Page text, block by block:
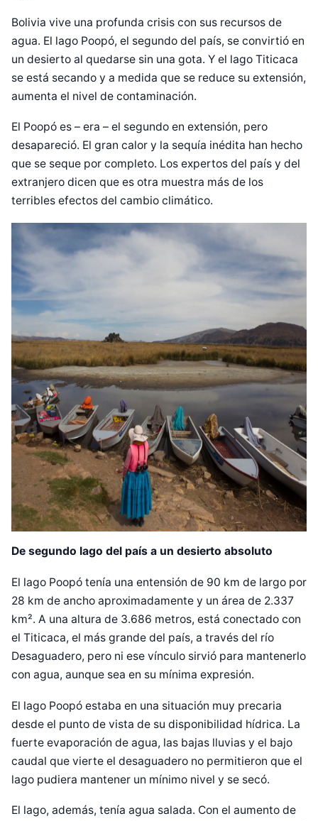
Bolivia vive una profunda crisis con sus recursos de
agua. El lago Poopó, el segundo del país, se convirtió en
un desierto al quedarse sin una gota. Y el lago Titicaca
se está secando y a medida que se reduce su extensión,
aumenta el nivel de contaminación.
El Poopó es – era – el segundo en extensión, pero
desapareció. El gran calor y la sequía inédita han hecho
que se seque por completo. Los expertos del país y del
extranjero dicen que es otra muestra más de los
terribles efectos del cambio climático.
De segundo lago del país a un desierto absoluto
El lago Poopó tenía una entensión de 90 km de largo por
28 km de ancho aproximadamente y un área de 2.337
km². A una altura de 3.686 metros, está conectado con
el Titicaca, el más grande del país, a través del río
Desaguadero, pero ni ese vínculo sirvió para mantenerlo
con agua, aunque sea en su mínima expresión.
El lago Poopó estaba en una situación muy precaria
desde el punto de vista de su disponibilidad hídrica. La
fuerte evaporación de agua, las bajas lluvias y el bajo
caudal que vierte el desaguadero no permitieron que el
lago pudiera mantener un mínimo nivel y se secó.
El lago, además, tenía agua salada. Con el aumento de